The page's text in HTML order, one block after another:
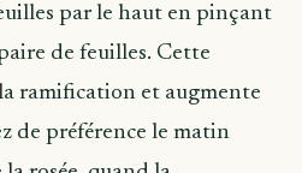
par le haut en pinçant
de feuilles. Cette
ramification et augmente
de préférence le matin